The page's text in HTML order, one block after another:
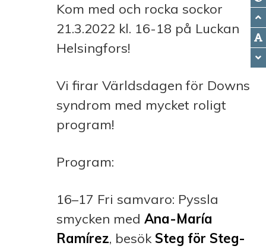
Kom med och rocka sockor
21.3.2022 kl. 16-18 på Luckan
Helsingfors!
Vi firar Världsdagen för Downs
syndrom med mycket roligt
program!
Program:
16–17 Fri samvaro: Pyssla
smycken med Ana-María
Ramírez, besök Steg för Steg-